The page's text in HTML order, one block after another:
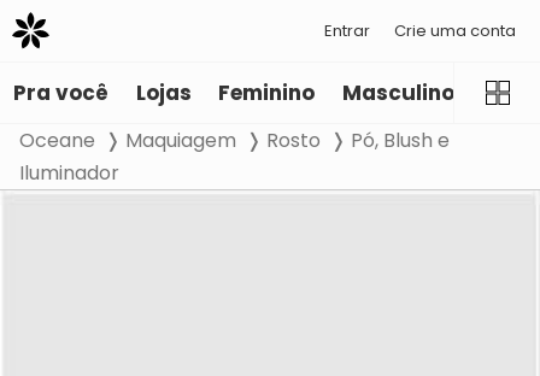
Entrar Crie uma conta
Pra você Lojas Feminino Masculino
Oceane Maquiagem Rosto
Pó, Blush e
Iluminador